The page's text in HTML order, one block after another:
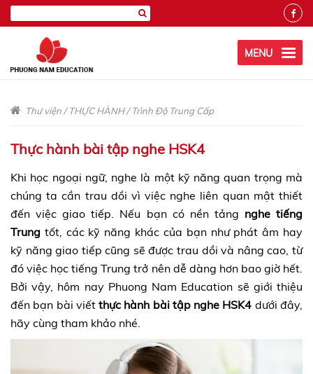
MENU
Thư viện/THỰC HÀNH/Trình Độ Trung Cấp
Thực hành bài tập nghe HSK4
Khi học ngoại ngữ, nghe là một kỹ năng quan trọng mà
chúng ta cần trau dồi vì việc nghe liên quan mật thiết
đến việc giao tiếp. Nếu bạn có nền tảng nghe tiếng
Trung tốt, các kỹ năng khác của bạn như phát âm hay
kỹ năng giao tiếp cũng sẽ được trau dồi và nâng cao, từ
đó việc học tiếng Trung trở nên dễ dàng hơn bao giờ hết.
Bởi vậy, hôm nay Phuong Nam Education sẽ giới thiệu
đến bạn bài viếtthực hành bài tập nghe HSK4 dưới đây,
hãy cùng tham khảo nhé.